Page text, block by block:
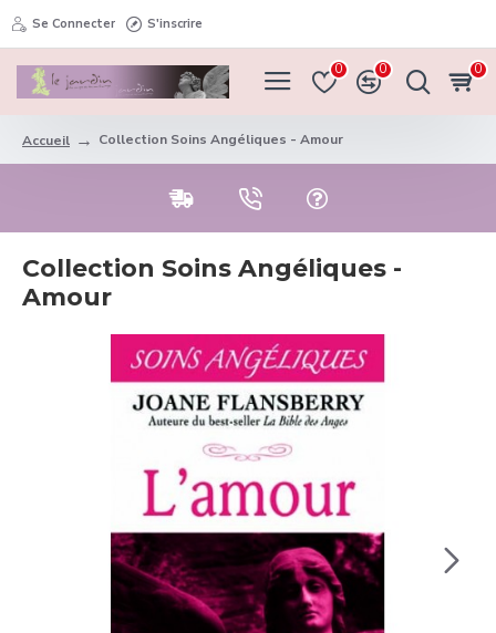
Se Connecter S'inscrire
0 0 0
Accueil Collection Soins Angéliques - Amour
Collection Soins Angéliques -
Amour